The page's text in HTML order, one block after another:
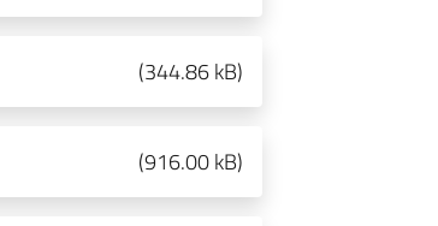
(344.86 kB)
(916.00 kB)